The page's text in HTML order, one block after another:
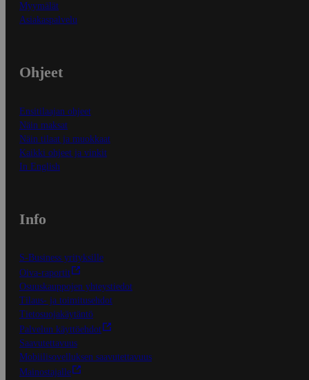
Myymälät
Asiakaspalvelu
Ohjeet
Ensitilaajan ohjeet
Näin maksat
Näin tilaat ja muokkaat
Kaikki ohjeet ja vinkit
In English
Info
S-Business yrityksille
Oiva-raportit
Osuuskauppojen yhteystiedot
Tilaus- ja toimitusehdot
Tietosuojakäytäntö
Palvelun käyttöehdot
Saavutettavuus
Mobiilisovelluksen saavutettavuus
Mainostajalle